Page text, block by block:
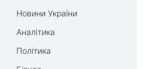
Новини України
Аналітика
Політика